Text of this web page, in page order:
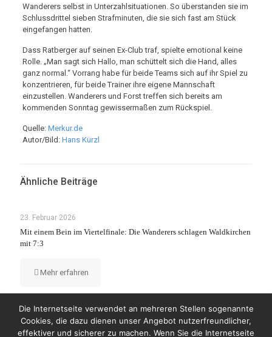
Wanderers selbst in Unterzahlsituationen. So überstanden sie im
Schlussdrittel sieben Strafminuten, die sie sich fast am Stück
eingefangen hatten.
Dass Ratberger auf seinen Ex-Club traf, spielte emotional keine
Rolle. „Man sagt sich Hallo, man schüttelt sich die Hand, alles
ganz normal.“ Vorrang habe für beide Teams sich auf ihr Spiel zu
konzentrieren, für beide Trainer ihre eigene Mannschaft
einzustellen. Wanderers und Forst treffen sich bereits am
kommenden Sonntag gewissermaßen zum Rückspiel.
Quelle: Merkur.de
Autor/Bild: Hans Kürzl
Ähnliche Beiträge
23. Februar 2026
Mit einem Bein im Viertelfinale: Die Wanderers schlagen Waldkirchen
mit 7:3
Mehr erfahren
Die Internetseite verwendet an mehreren Stellen sogenannte
Cookies, die dazu dienen unser Angebot nutzerfreundlicher,
effektiver und sicherer zu machen. Wenn Sie die Internetseite